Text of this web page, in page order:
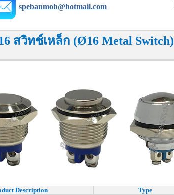
spebanmoh@hotmail.com
สวิทช์เหล็ก (Ø16 Metal Switch)
Description Type